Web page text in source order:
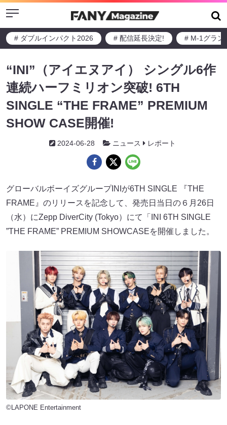
Menu
# ダブルインパクト2026 # 配信延長決定! # M-1グラン
“INI”（アイエヌアイ） シングル6作
連続ハーフミリオン突破! 6TH
SINGLE “THE FRAME” PREMIUM
SHOW CASE開催!
2024-06-28 ニュース レポート
グローバルボーイズグループINIが6TH SINGLE 『THE
FRAME』のリリースを記念して、発売日当日の６月26日
（水）にZepp DiverCity (Tokyo）にて「INI 6TH SINGLE
”THE FRAME” PREMIUM SHOWCASEを開催しました。
©LAPONE Entertainment